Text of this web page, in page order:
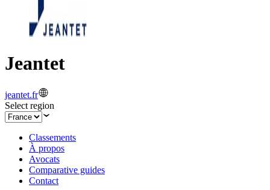
Jeantet
jeantet.fr
Select region
Classements
À propos
Avocats
Comparative guides
Contact